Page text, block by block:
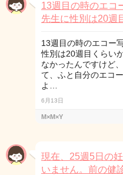
13週目の時のエコ
先生に性別は20週
13週目の時のエコー
性別は20週目くらい
なかったんですけど
て、ふと自分のエコ
よ…
6月13日
M×M×Y
現在、25週5日の
いません。前の健